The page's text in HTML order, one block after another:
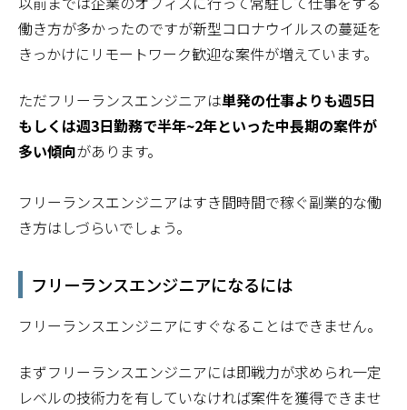
働き方が多かったのですが新型コロナウイルスの蔓延を
きっかけにリモートワーク歓迎な案件が増えています。
ただフリーランスエンジニアは単発の仕事よりも週5日
もしくは週3日勤務で半年~2年といった中長期の案件が
多い傾向があります。
フリーランスエンジニアはすき間時間で稼ぐ副業的な働
き方はしづらいでしょう。
フリーランスエンジニアになるには
フリーランスエンジニアにすぐなることはできません。
まずフリーランスエンジニアには即戦力が求められ一定
レベルの技術力を有していなければ案件を獲得できませ